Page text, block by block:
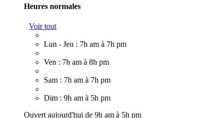
Heures normales
Voir tout
Lun - Jeu : 7h am à 7h pm
Ven : 7h am à 8h pm
Sam : 7h am à 7h pm
Dim : 9h am à 5h pm
Ouvert aujourd'hui de 9h am à 5h pm